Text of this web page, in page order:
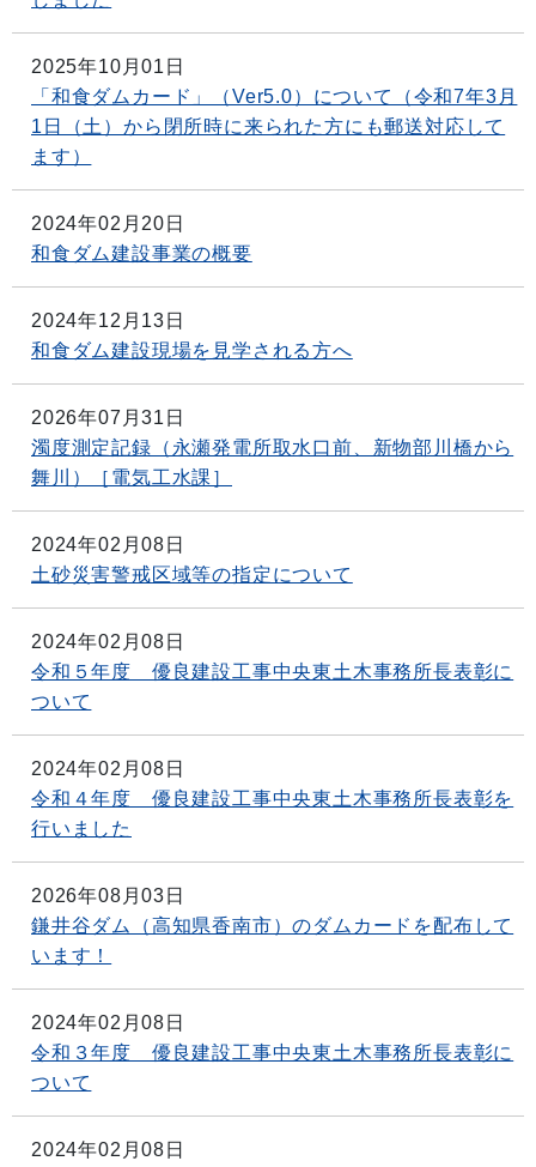
2025年10月01日
「和食ダムカード」（Ver5.0）について（令和7年3月
1日（土）から閉所時に来られた方にも郵送対応して
ます）
2024年02月20日
和食ダム建設事業の概要
2024年12月13日
和食ダム建設現場を見学される方へ
2026年07月31日
濁度測定記録（永瀬発電所取水口前、新物部川橋から
舞川）［電気工水課］
2024年02月08日
土砂災害警戒区域等の指定について
2024年02月08日
令和５年度 優良建設工事中央東土木事務所長表彰に
ついて
2024年02月08日
令和４年度 優良建設工事中央東土木事務所長表彰を
行いました
2026年08月03日
鎌井谷ダム（高知県香南市）のダムカードを配布して
います！
2024年02月08日
令和３年度 優良建設工事中央東土木事務所長表彰に
ついて
2024年02月08日